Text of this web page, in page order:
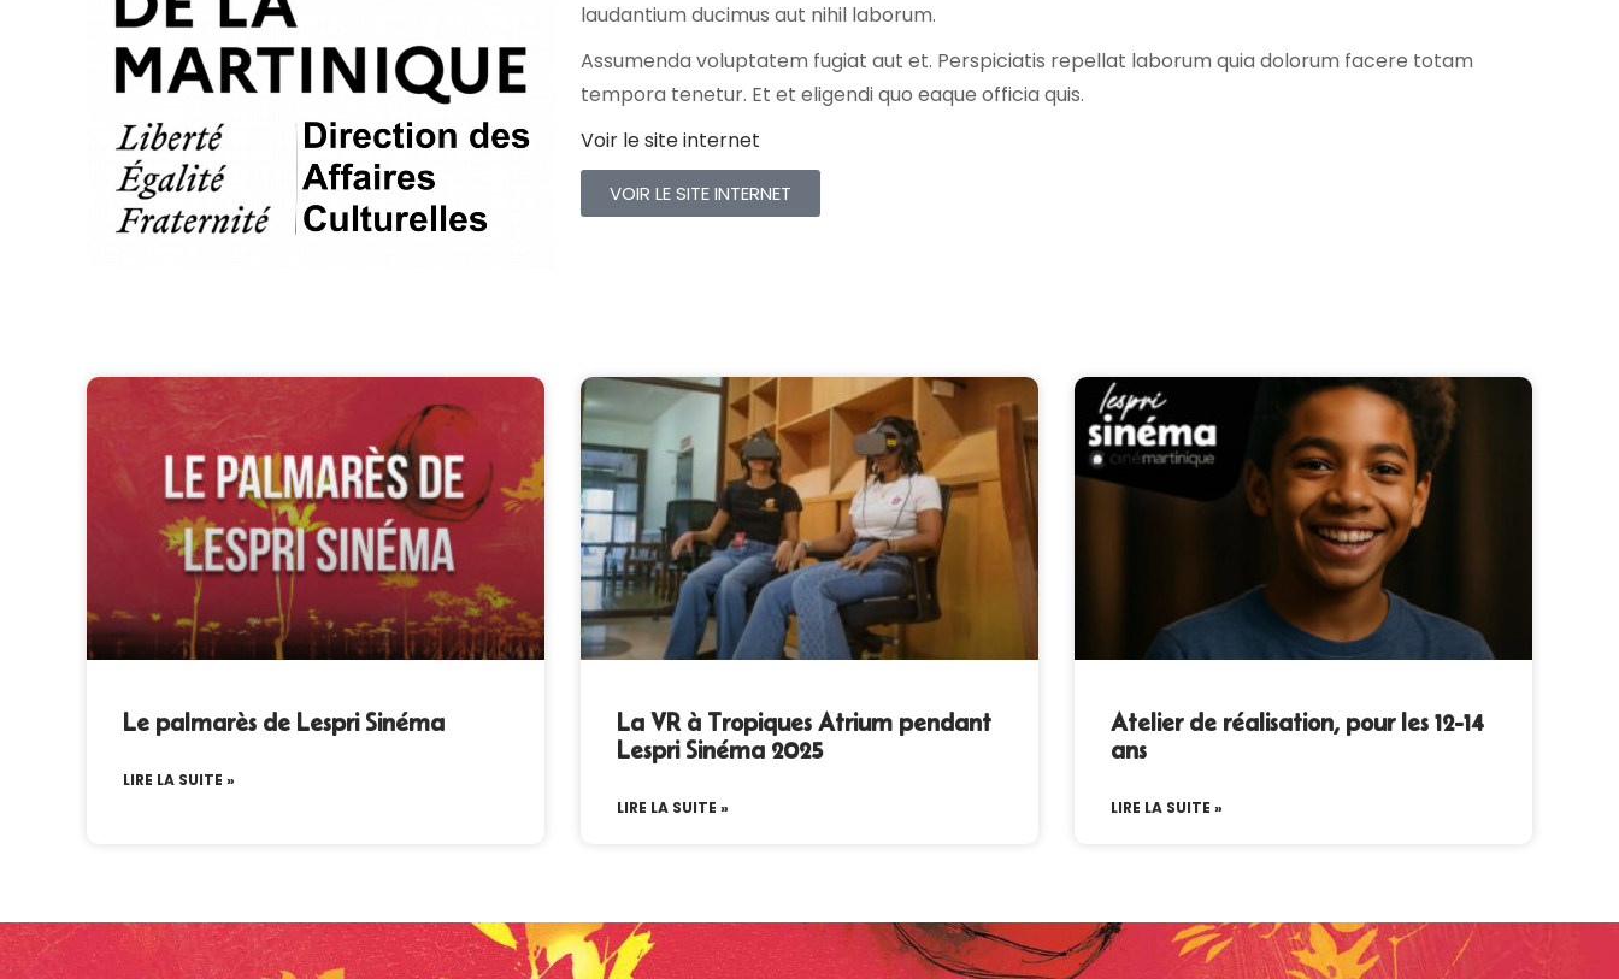
laudantium ducimus aut nihil laborum.
Assumenda voluptatem fugiat aut et. Perspiciatis repellat laborum quia dolorum facere totam
tempora tenetur. Et et eligendi quo eaque officia quis.
Voir le site internet
VOIR LE SITE INTERNET
Le palmarès de Lespri Sinéma
LIRE LA SUITE »
La VR à Tropiques Atrium pendant
Lespri Sinéma 2025
LIRE LA SUITE »
Atelier de réalisation, pour les 12-14
ans
LIRE LA SUITE »